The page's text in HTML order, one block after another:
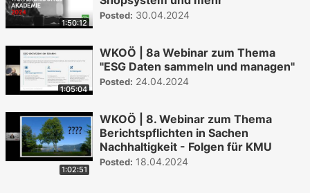
1:50:12
Posted: 30.04.2024
1:05:04
WKOÖ | 8a Webinar zum Thema
"ESG Daten sammeln und managen"
Posted: 24.04.2024
1:02:51
WKOÖ | 8. Webinar zum Thema
Berichtspflichten in Sachen
Nachhaltigkeit - Folgen für KMU
Posted: 18.04.2024